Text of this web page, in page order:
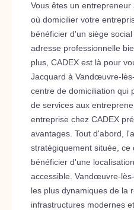
Vous êtes un
où domicilier votre
bénéficier d'un siège
adresse professionnelle
plus, CADEX est là pour
Jacquard à Vandœuvre-
centre de domiciliation qui
de services aux
entreprise chez CADEX
avantages. Tout d'abord,
stratégiquement située, ce
bénéficier d'une
accessible. Vandœuvre-
les plus dynamiques de la
infrastructures modernes